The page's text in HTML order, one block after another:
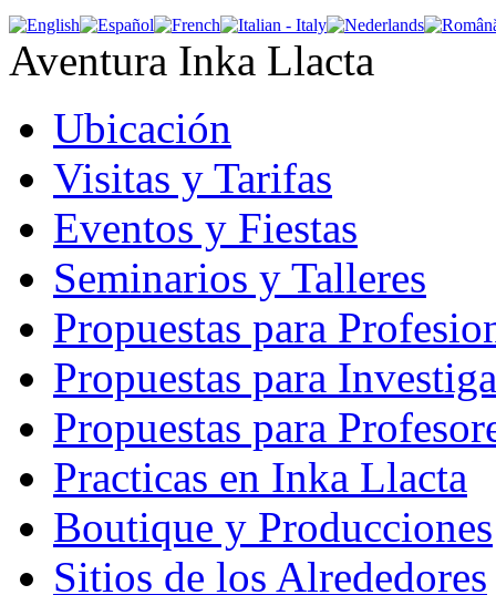
Aventura Inka Llacta
Ubicación
Visitas y Tarifas
Eventos y Fiestas
Seminarios y Talleres
Propuestas para
Propuestas para
Propuestas para
Practicas en Inka Llacta
Boutique y Producciones
Sitios de los Alrededores